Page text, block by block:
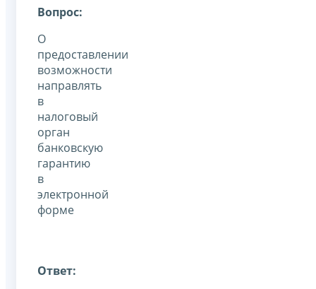
Вопрос:
О
предоставлении
возможности
направлять
в
налоговый
орган
банковскую
гарантию
в
электронной
форме
Ответ: